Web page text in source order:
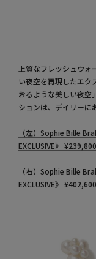
上質なフレッシュウ
い夜空を再現したエク
おるような美しい夜空
ションは、デイリーに
（左）Sophie Bille
EXCLUSIVE》 ¥239,800
（右）Sophie Bille
EXCLUSIVE》 ¥402,600